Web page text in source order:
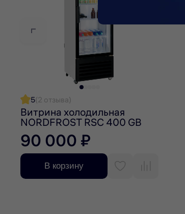
Гарантия на холодильный шкаф
5(2 отзыва)
Витрина холодильная
NORDFROST RSC 400 GB
90 000 ₽
В корзину